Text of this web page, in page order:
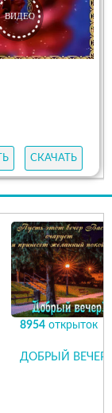
СКАЧАТЬ
8954открыток
ДОБРЫЙ ВЕЧЕР